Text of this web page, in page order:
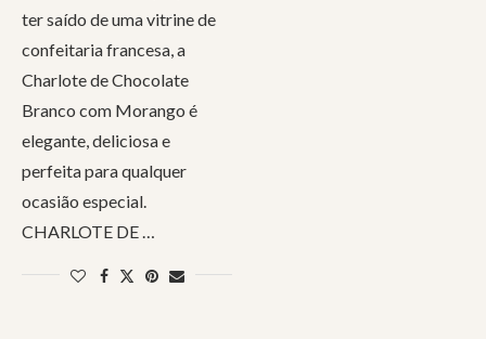
ter saído de uma vitrine de
confeitaria francesa, a
Charlote de Chocolate
Branco com Morango é
elegante, deliciosa e
perfeita para qualquer
ocasião especial.
CHARLOTE DE …